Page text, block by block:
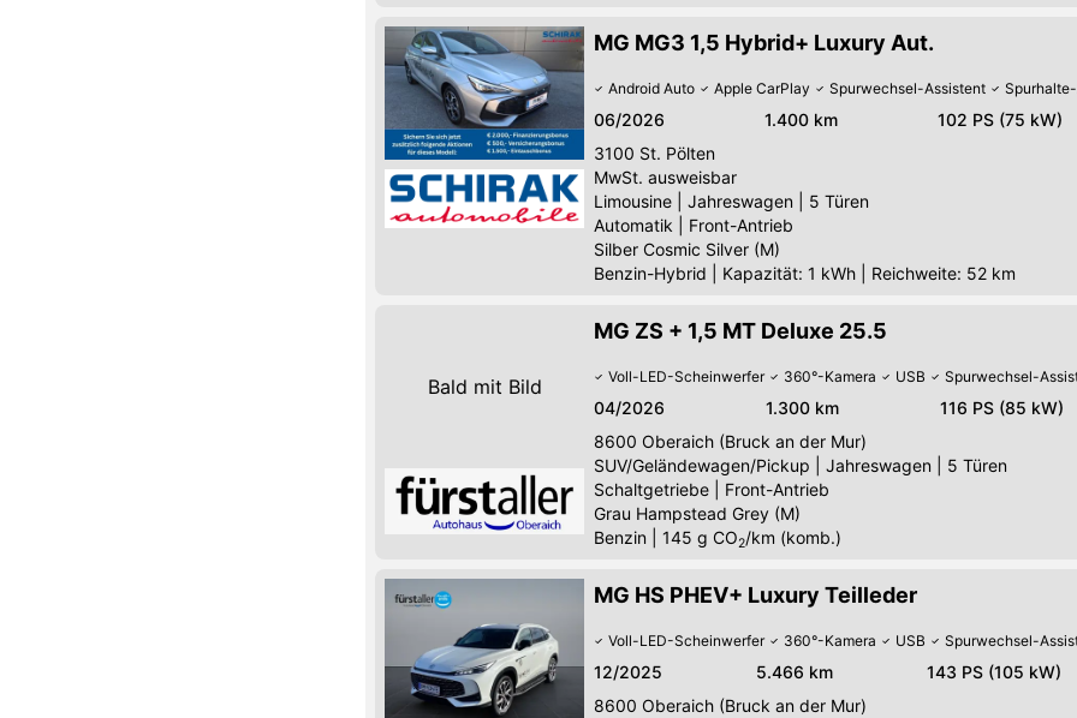
MG MG3 1,5 Hybrid+ Luxury Aut.
Android Auto Apple CarPlay Spurwechsel-Assistent
06/2026 1.400 km 102 PS (75 kW)
3100 St. Pölten
MwSt. ausweisbar
Limousine
Jahreswagen
5 Türen
Automatik
Front-Antrieb
Silber Cosmic Silver (M)
Benzin-Hybrid
Kapazität: 1 kWh | Reichweite: 52 km
Bald mit Bild
MG ZS + 1,5 MT Deluxe 25.5
Voll-LED-Scheinwerfer 360°-Kamera USB Spurwechsel-
04/2026 1.300 km 116 PS (85 kW)
8600 Oberaich (Bruck an der Mur)
SUV/Geländewagen/Pickup
Jahreswagen
5 Türen
Schaltgetriebe
Front-Antrieb
Grau Hampstead Grey (M)
Benzin
145 g CO2/km (komb.)
MG HS PHEV+ Luxury Teilleder
Voll-LED-Scheinwerfer 360°-Kamera USB Spurwechsel-
12/2025 5.466 km 143 PS (105 kW)
8600 Oberaich (Bruck an der Mur)